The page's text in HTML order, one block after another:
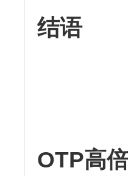
结语
OTP高